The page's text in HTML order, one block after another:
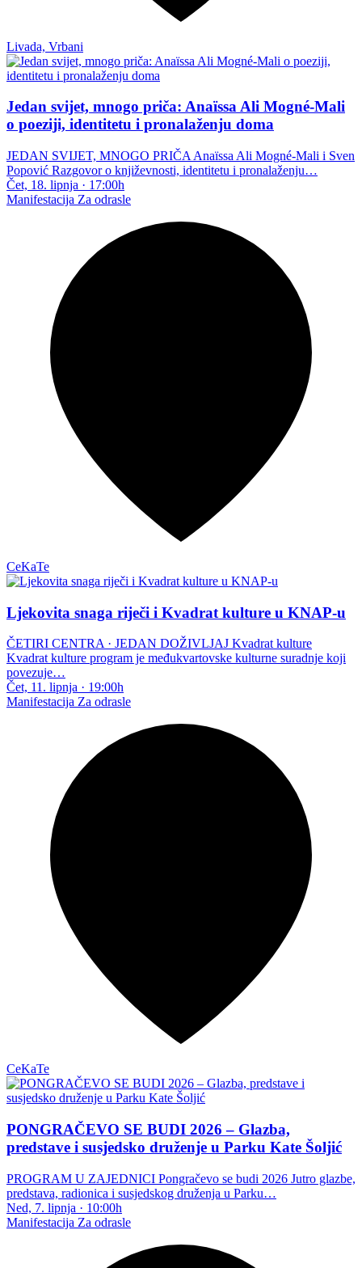
Livada, Vrbani
Jedan svijet, mnogo priča: Anaïssa Ali Mogné-Mali
o poeziji, identitetu i pronalaženju doma
JEDAN SVIJET, MNOGO PRIČA Anaïssa Ali Mogné-Mali i Sven
Popović Razgovor o književnosti, identitetu i pronalaženju…
Čet, 18. lipnja · 17:00h
Manifestacija Za odrasle
CeKaTe
Ljekovita snaga riječi i Kvadrat kulture u KNAP-u
ČETIRI CENTRA · JEDAN DOŽIVLJAJ Kvadrat kulture
Kvadrat kulture program je međukvartovske kulturne suradnje koji
povezuje…
Čet, 11. lipnja · 19:00h
Manifestacija Za odrasle
CeKaTe
PONGRAČEVO SE BUDI 2026 – Glazba,
predstave i susjedsko druženje u Parku Kate Šoljić
PROGRAM U ZAJEDNICI Pongračevo se budi 2026 Jutro glazbe,
predstava, radionica i susjedskog druženja u Parku…
Ned, 7. lipnja · 10:00h
Manifestacija Za odrasle